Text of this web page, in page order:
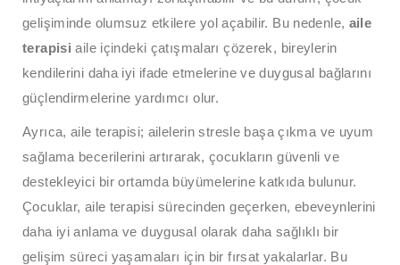
gelişiminde olumsuz etkilere yol açabilir. Bu nedenle, aile
terapisi aile içindeki çatışmaları çözerek, bireylerin
kendilerini daha iyi ifade etmelerine ve duygusal bağlarını
güçlendirmelerine yardımcı olur.
Ayrıca, aile terapisi; ailelerin stresle başa çıkma ve uyum
sağlama becerilerini artırarak, çocukların güvenli ve
destekleyici bir ortamda büyümelerine katkıda bulunur.
Çocuklar, aile terapisi sürecinden geçerken, ebeveynlerini
daha iyi anlama ve duygusal olarak daha sağlıklı bir
gelişim süreci yaşamaları için bir fırsat yakalarlar. Bu